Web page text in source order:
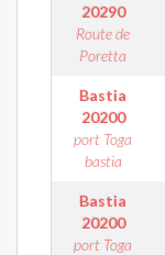
20290
Route de
Poretta
Bastia
20200
port Toga
bastia
Bastia
20200
port Toga